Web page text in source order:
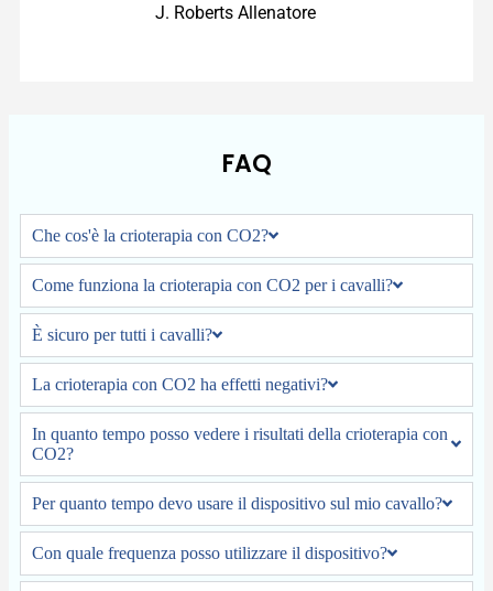
J. Roberts Allenatore
FAQ
Che cos'è la crioterapia con CO2?
Come funziona la crioterapia con CO2 per i cavalli?
È sicuro per tutti i cavalli?
La crioterapia con CO2 ha effetti negativi?
In quanto tempo posso vedere i risultati della crioterapia con
CO2?
Per quanto tempo devo usare il dispositivo sul mio cavallo?
Con quale frequenza posso utilizzare il dispositivo?